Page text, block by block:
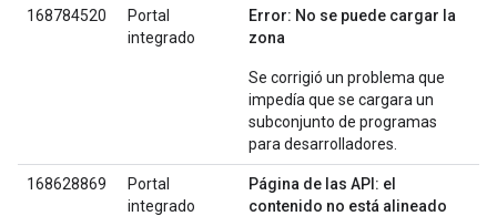
168784520
Portal
integrado
Error: No se puede cargar la
zona
Se corrigió un problema que
impedía que se cargara un
subconjunto de programas
para desarrolladores.
168628869
Portal
integrado
Página de las API: el
contenido no está alineado